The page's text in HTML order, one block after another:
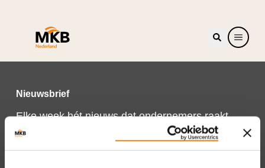
Nieuwsbrief
Elke week hét nieuws dat ondernemers raakt.
Schrijf je nu in voor de MKB-Nederland
nieuwsbrief.